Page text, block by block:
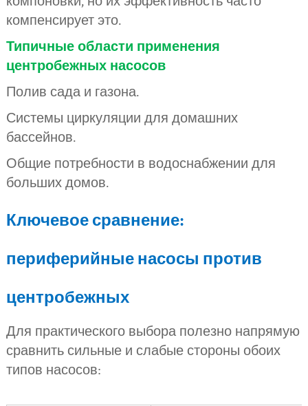
компенсирует это.
Типичные области применения
центробежных насосов
Полив сада и газона.
Системы циркуляции для домашних
бассейнов.
Общие потребности в водоснабжении для
больших домов.
Ключевое сравнение:
периферийные насосы против
центробежных
Для практического выбора полезно напрямую
сравнить сильные и слабые стороны обоих
типов насосов: